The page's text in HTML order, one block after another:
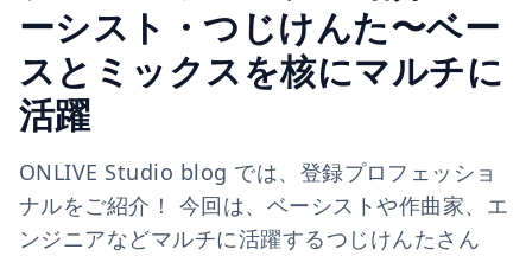
ーシスト・つじけんた〜ベー
スとミックスを核にマルチに
活躍
ONLIVE Studio blog では、登録プロフェッショ
ナルをご紹介！ 今回は、ベーシストや作曲家、エ
ンジニアなどマルチに活躍するつじけんたさん